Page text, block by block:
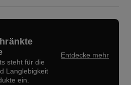
steht für die
Langlebigkeit
ein.
Entdecke mehr